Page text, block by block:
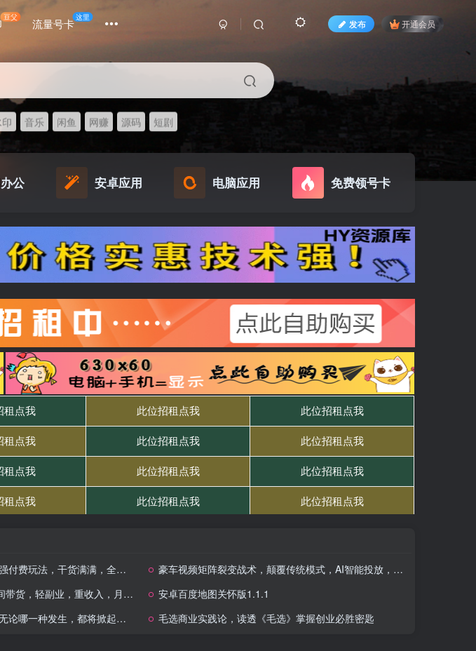
豆父 流量号卡这里
发布 开通会员
音乐 闲鱼 网赚 源码 短剧
公 安卓应用 电脑应用 免费领号卡
货满满，全程实操起飞（更新12月）
豪车视频矩阵裂变战术，颠覆传统模式，AI智能投放，日增400+高净值创业…
，轻副业，重收入，月入过1w
安卓百度地图关怀版1.1.1
一种发生，都将掀起滔天巨浪 毛选商业实践论，读透《毛选》掌握创业必胜密匙